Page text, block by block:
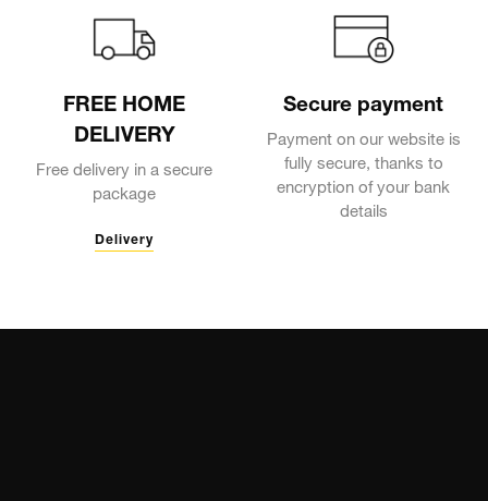
FREE HOME
DELIVERY
Free delivery in a secure
package
Delivery
Secure payment
Payment on our website is
fully secure, thanks to
encryption of your bank
details